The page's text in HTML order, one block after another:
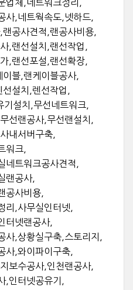
업체,네트워크정리,
사,네트웍속도,넷하드,
공사견적,랜공사비용,
,랜선설치,랜선작업,
,랜선포설,랜선확장,
블,랜케이블공사,
설치,렌선작업,
설치,무선네트워크,
선랜공사,무선랜설치,
내서버구축,
워크,
네트워크공사견적,
랜공사,
공사비용,
리,사무실인터넷,
터넷랜공사,
사,상황실구축,스토리지,
사,와이파이구축,
보수공사,인천랜공사,
,인터넷공유기,